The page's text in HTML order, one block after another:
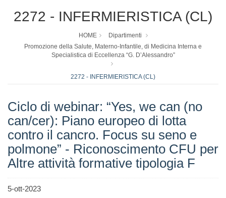
2272 - INFERMIERISTICA (CL)
HOME
Dipartimenti
Promozione della Salute, Materno-Infantile, di Medicina Interna e
Specialistica di Eccellenza “G. D’Alessandro”
2272 - INFERMIERISTICA (CL)
Ciclo di webinar: “Yes, we can (no
can/cer): Piano europeo di lotta
contro il cancro. Focus su seno e
polmone” - Riconoscimento CFU per
Altre attività formative tipologia F
5-ott-2023